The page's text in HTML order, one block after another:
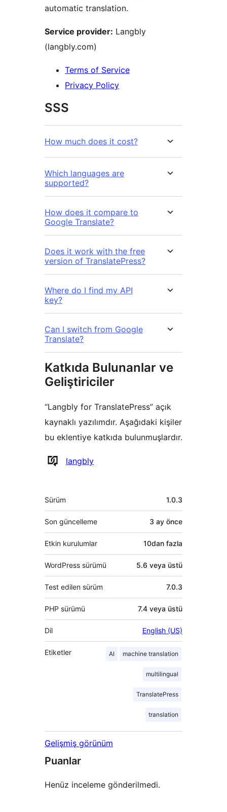
automatic translation.
Service provider: Langbly
(langbly.com)
Terms of Service
Privacy Policy
SSS
How much does it cost?
Which languages are
supported?
How does it compare to
Google Translate?
Does it work with the free
version of TranslatePress?
Where do I find my API
key?
Can I switch from Google
Translate?
Katkıda Bulunanlar ve
Geliştiriciler
“Langbly for TranslatePress” açık
kaynaklı yazılımdır. Aşağıdaki kişiler
bu eklentiye katkıda bulunmuşlardır.
Katkıdalangbly
Meta
Sürüm 1.0.3
Son güncelleme 3 ay önce
Etkin kurulumlar 10dan fazla
WordPress sürümü 5.6 veya üstü
Test edilen sürüm 7.0.3
PHP sürümü 7.4 veya üstü
Dil English (US)
Etiketler AI machine translation
multilingual
TranslatePress
translation
Gelişmiş görünüm
Puanlar
Henüz inceleme gönderilmedi.